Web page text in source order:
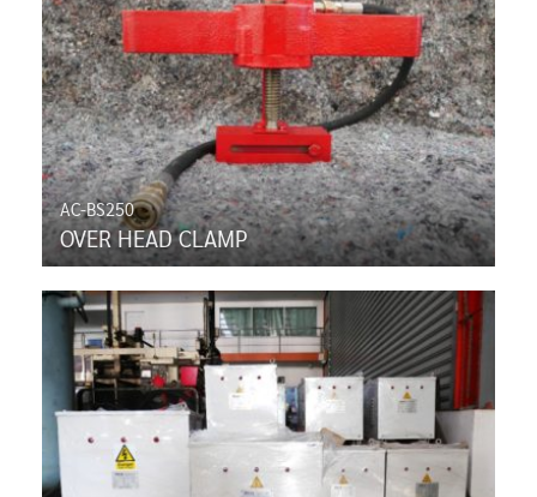
AC-BS250
OVER HEAD CLAMP